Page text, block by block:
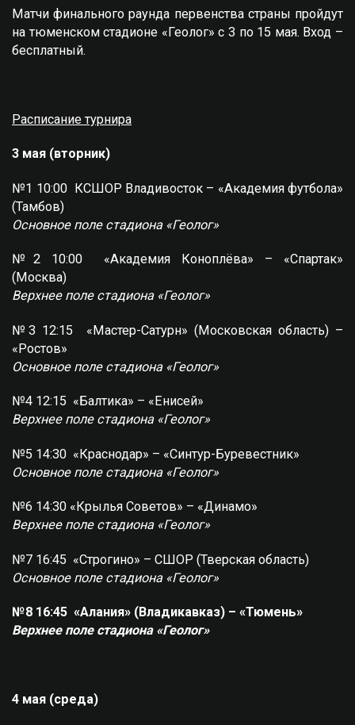
Матчи финального раунда первенства страны пройдут
на тюменском стадионе «Геолог» с 3 по 15 мая. Вход –
бесплатный.
Расписание турнира
3 мая (вторник)
№1 10:00 КСШОР Владивосток – «Академия футбола»
(Тамбов)
Основное поле стадиона «Геолог»
№2 10:00 «Академия Коноплёва» – «Спартак»
(Москва)
Верхнее поле стадиона «Геолог»
№3 12:15 «Мастер-Сатурн» (Московская область) –
«Ростов»
Основное поле стадиона «Геолог»
№4 12:15 «Балтика» – «Енисей»
Верхнее поле стадиона «Геолог»
№5 14:30 «Краснодар» – «Синтур-Буревестник»
Основное поле стадиона «Геолог»
№6 14:30 «Крылья Советов» – «Динамо»
Верхнее поле стадиона «Геолог»
№7 16:45 «Строгино» – СШОР (Тверская область)
Основное поле стадиона «Геолог»
№8 16:45 «Алания» (Владикавказ) – «Тюмень»
Верхнее поле стадиона «Геолог»
4 мая (среда)